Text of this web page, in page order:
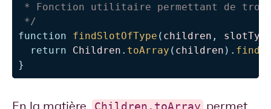
* Fonction utilitaire permettant de
*/
function
findSlotOfType ( children ,
return
Children . toArray ( children ) . find
}
En la matière, Children.toArray permet